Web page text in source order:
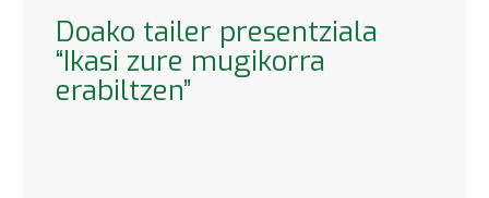
Doako tailer presentziala
“Ikasi zure mugikorra
erabiltzen”